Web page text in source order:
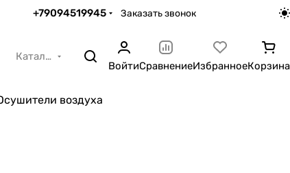
+79094519945 Заказать звонок
Каталог
ВойтиСравнениеИзбранноеКорзина
воздуха